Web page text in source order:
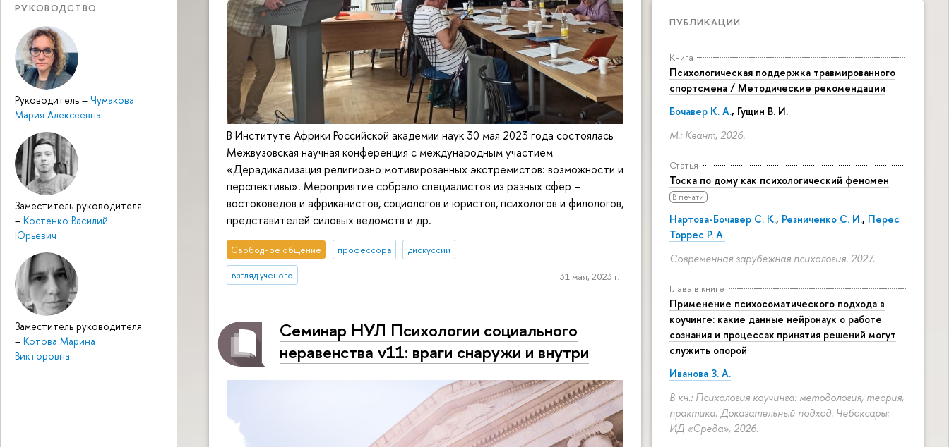
РУКОВОДСТВО
Руководитель – Чумакова
Мария Алексеевна
Заместитель руководителя
– Костенко Василий
Юрьевич
Заместитель руководителя
– Котова Марина
Викторовна
ПУБЛИКАЦИИ
Книга
Психологическая поддержка травмированного
спортсмена / Методические рекомендации
Бочавер К. А., Гущин В. И.
М.: Квант, 2026.
Статья
Тоска по дому как психологический феномен
В печати
Нартова-Бочавер С. К., Резниченко С. И., Перес
Торрес Р. А.
Современная зарубежная психология. 2027.
Глава в книге
Применение психосоматического подхода в
коучинге: какие данные нейронаук о работе
сознания и процессах принятия решений могут
служить опорой
Иванова З. А.
В кн.: Психология коучинга: методология, теория,
практика. Доказательный подход. Чебоксары:
ИД «Среда», 2026.
В Институте Африки Российской академии наук 30 мая 2023 года состоялась
Межвузовская научная конференция с международным участием
«Дерадикализация религиозно мотивированных экстремистов: возможности и
перспективы». Мероприятие собрало специалистов из разных сфер –
востоковедов и африканистов, социологов и юристов, психологов и филологов,
представителей силовых ведомств и др.
Свободное общение профессора дискуссии
взгляд ученого 31 мая, 2023 г.
Cеминар НУЛ Психологии социального
неравенства v11: враги снаружи и внутри